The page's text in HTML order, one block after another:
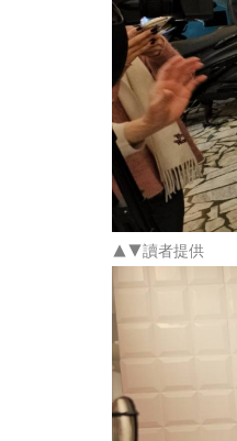
▲▼讀者提供